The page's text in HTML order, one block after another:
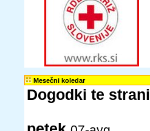
Mesečni koledar
Dogodki te strani